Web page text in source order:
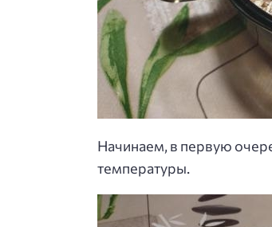
Начинаем, в первую
температуры.